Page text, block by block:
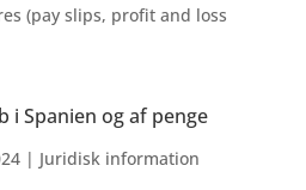
(pay slips, profit and loss
i Spanien og af penge
| Juridisk information